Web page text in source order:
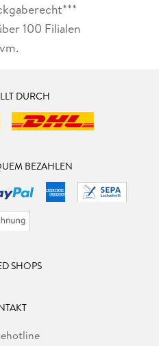
100 Filialen
DURCH
BEZAHLEN
SHOPS